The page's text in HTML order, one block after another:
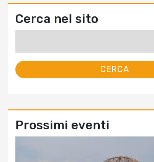
Cerca nel sito
Prossimi eventi